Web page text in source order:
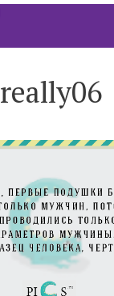
really06